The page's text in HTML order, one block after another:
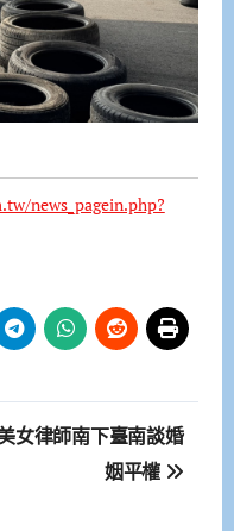
news_pagein.php?
女律師南下臺南談婚
姻平權